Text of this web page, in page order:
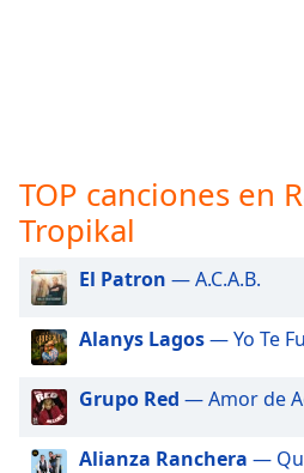
Audio
Track
in-
Picture
This
modal
window.
TOP canciones en
Tropikal
El Patron — A.C.A.B.
Alanys Lagos— Yo Te
Grupo Red — Amor de
Alianza Ranchera —